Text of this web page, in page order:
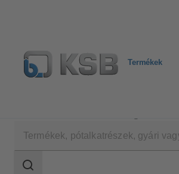
Termékek
tartomány
Keresési